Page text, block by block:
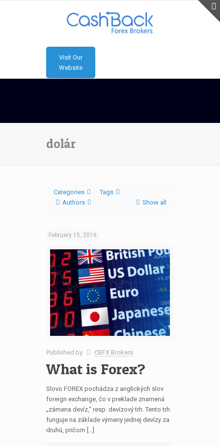
Visit Our
Website
dolár
Categories
Tags
Authors
Show all
February 15, 2016
Published by CBFX Brokers
What is Forex?
Slovo FOREX pochádza z anglických slov
foreign exchange, čo v preklade znamená
„zámena devíz,“ resp. devízový trh. Tento trh
funguje na základe výmeny jednej devízy za
druhú, pričom […]